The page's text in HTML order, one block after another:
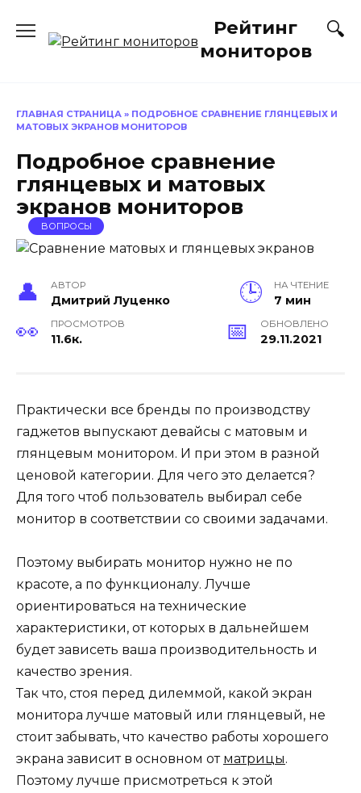
содержанию
Рейтинг
мониторов
ГЛАВНАЯ СТРАНИЦА » ПОДРОБНОЕ СРАВНЕНИЕ ГЛЯНЦЕВЫХ И
МАТОВЫХ ЭКРАНОВ МОНИТОРОВ
Подробное сравнение
глянцевых и матовых
экранов мониторов
ВОПРОСЫ
АВТОР
Дмитрий Луценко
НА ЧТЕНИЕ
7 мин
ПРОСМОТРОВ
11.6к.
ОБНОВЛЕНО
29.11.2021
Практически все бренды по производству
гаджетов выпускают девайсы с матовым и
глянцевым монитором. И при этом в разной
ценовой категории. Для чего это делается?
Для того чтоб пользователь выбирал себе
монитор в соответствии со своими задачами.
Поэтому выбирать монитор нужно не по
красоте, а по функционалу. Лучше
ориентироваться на технические
характеристики, от которых в дальнейшем
будет зависеть ваша производительность и
качество зрения.
Так что, стоя перед дилеммой, какой экран
монитора лучше матовый или глянцевый, не
стоит забывать, что качество работы хорошего
экрана зависит в основном от матрицы.
Поэтому лучше присмотреться к этой